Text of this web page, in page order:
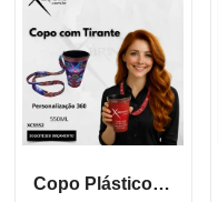
Copo Plástico de 550 ML com Tirante Personalizado XCS552